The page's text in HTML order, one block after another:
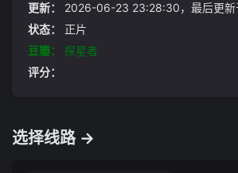
更新：
2026-06-23 23:28:30，最后更新
状态：
正片
豆瓣：
探星者
评分：
选择线路 →